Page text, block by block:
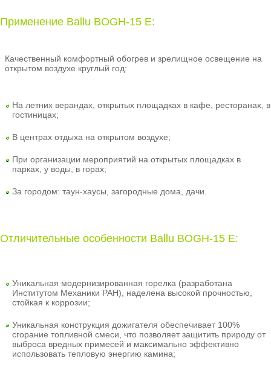
Применение Ballu BOGH-15 E:
Качественный комфортный обогрев и зрелищное освещение на
открытом воздухе круглый год:
На летних верандах, открытых площадках в кафе, ресторанах, в
гостиницах;
В центрах отдыха на открытом воздухе;
При организации мероприятий на открытых площадках в
парках, у воды, в горах;
За городом: таун-хаусы, загородные дома, дачи.
Отличительные особенности Ballu BOGH-15 E:
Уникальная модернизированная горелка (разработана
Институтом Механики РАН), наделена высокой прочностью,
стойкая к коррозии;
Уникальная конструкция дожигателя обеспечивает 100%
сгорание топливной смеси, что позволяет защитить природу от
выброса вредных примесей и максимально эффективно
использовать тепловую энергию камина;